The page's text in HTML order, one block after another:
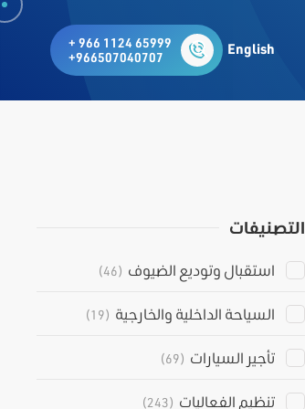
English
+ 966 1124 65999
+966507040707
التصنيفات
استقبال وتوديع الضيوف (46)
السياحة الداخلية والخارجية (19)
تأجير السيارات (69)
تنظيم الفعاليات (243)